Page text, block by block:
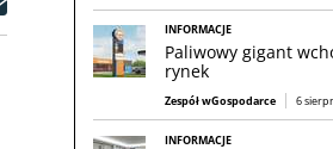
INFORMACJE
Paliwowy gigant
rynek
Zespół wGospodarce 6
INFORMACJE